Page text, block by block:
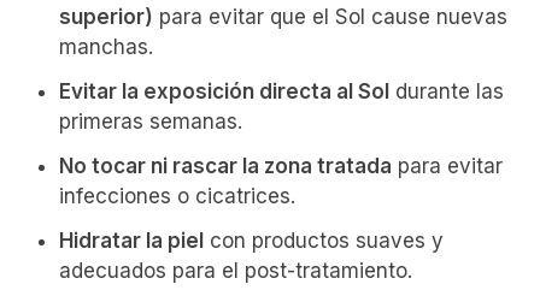
superior) para evitar que el Sol cause nuevas
manchas.
Evitar la exposición directa al Sol durante las
primeras semanas.
No tocar ni rascar la zona tratada para evitar
infecciones o cicatrices.
Hidratar la piel con productos suaves y
adecuados para el post-tratamiento.